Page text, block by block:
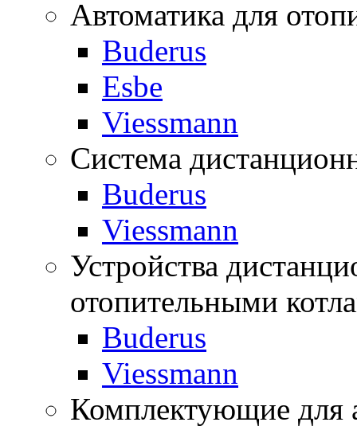
Автоматика для
Buderus
Esbe
Viessmann
Система
Buderus
Viessmann
Устройства
отопительными
Buderus
Viessmann
Комплектующие для